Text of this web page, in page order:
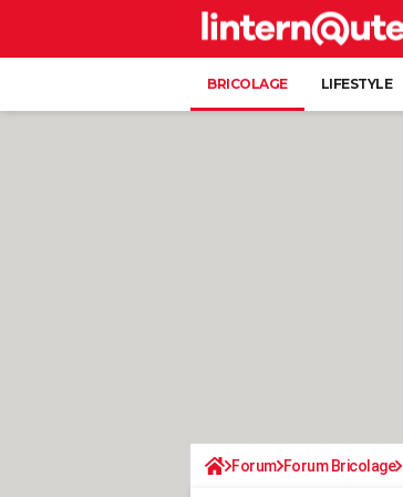
BRICOLAGE LIFESTYLE
Forum Forum Bricolage